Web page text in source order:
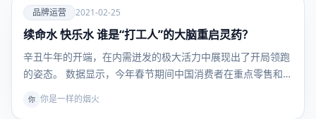
爱
品牌运
营
品牌运营 2021-02-25
续命水 快乐水 谁是“打工人”的大脑重启灵药？
辛丑牛年的开端，在内需迸发的极大活力中展现出了开局领跑
的姿态。 数据显示，今年春节期间中国消费者在重点零售和
你 你是一样的烟火